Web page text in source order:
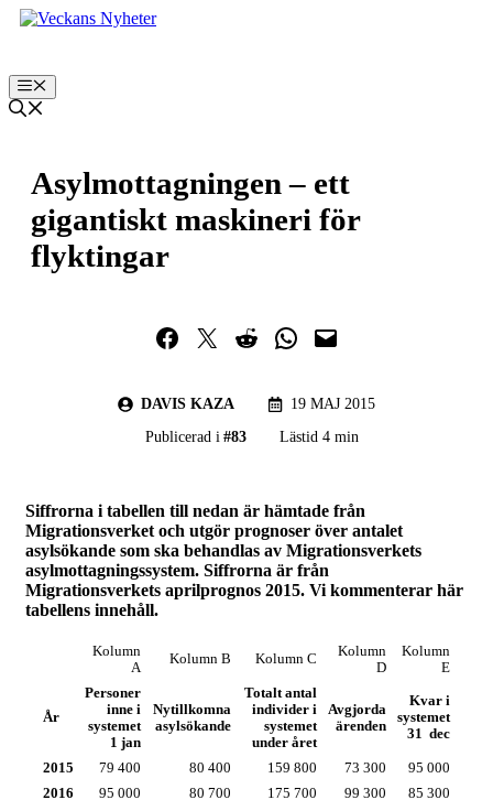
Hoppa
Meny
Asylmottagningen – ett
gigantiskt maskineri för
flyktingar
Dela på Facebook
Dela på TwitterDela på RedditDela i WhatsApp
Maila en länk
DAVIS KAZA
19 MAJ 2015
Publicerad i #83 Lästid 4 min
Siffrorna i tabellen till nedan är hämtade från
Migrationsverket och utgör prognoser över antalet
asylsökande som ska behandlas av Migrationsverkets
asylmottagningssystem. Siffrorna är från
Migrationsverkets aprilprognos 2015. Vi kommenterar här
tabellens innehåll.
Kolumn
A
Kolumn B Kolumn C
Kolumn
D
Kolumn
E
År
Personer
inne i
systemet
1 jan
Nytillkomna
asylsökande
Totalt antal
individer i
systemet
under året
Avgjorda
ärenden
Kvar i
systemet
31 dec
2015 79 400 80 400 159 800 73 300
95 000
2016
95 000 80 700 175 700 99 300
85 300